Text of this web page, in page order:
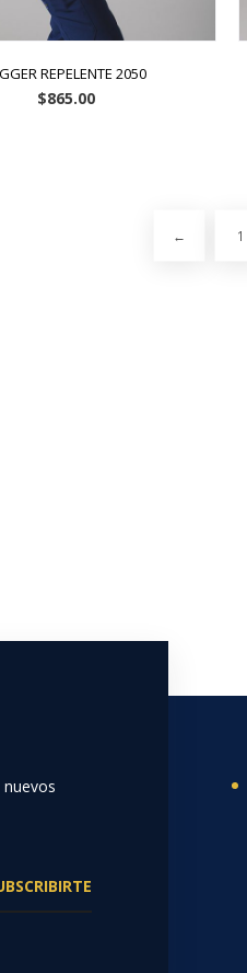
REPELENTE 2050
$865.00
← 1